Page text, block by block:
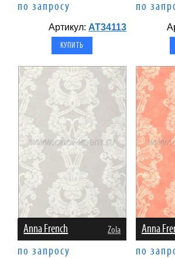
по запросу
Артикул: AT34113
по
Anna French Zola
по запросу
Anna
по